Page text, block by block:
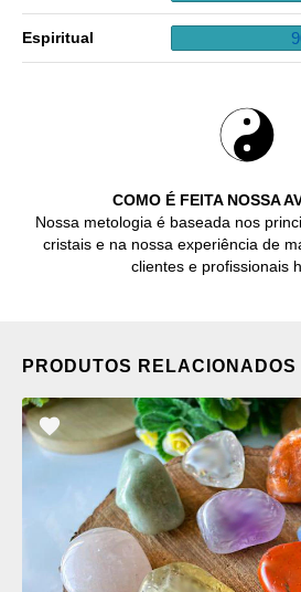
COMO É FEITA NOSSA
Nossa metologia é baseada nos
cristais e na nossa experiência de
clientes e profissionais
Espiritual
PRODUTOS RELACIONADOS
ADICIONAR
FAVORITOS